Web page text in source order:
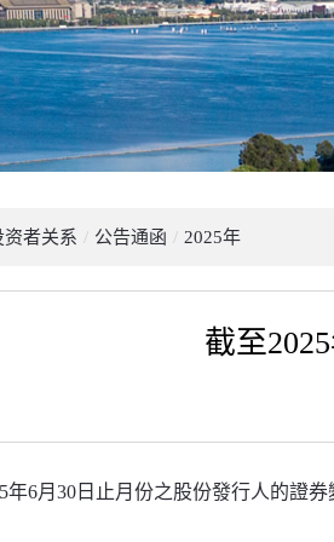
资者关系 / 公告通函 / 2025年
截至
年6月30日止月份之股份發行人的證